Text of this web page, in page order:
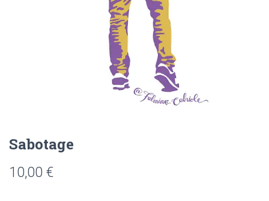
Sabotage
10,00 €